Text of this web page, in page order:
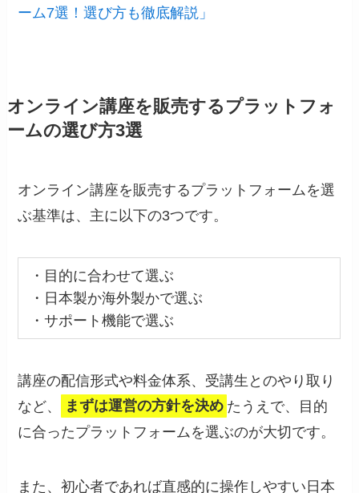
ーム7選！選び方も徹底解説」
オンライン講座を販売するプラットフォ
ームの選び方3選
オンライン講座を販売するプラットフォームを選
ぶ基準は、主に以下の3つです。
・目的に合わせて選ぶ
・日本製か海外製かで選ぶ
・サポート機能で選ぶ
講座の配信形式や料金体系、受講生とのやり取り
など、
まずは運営の方針を決め たうえで、目的
に合ったプラットフォームを選ぶのが大切です。
また、初心者であれば直感的に操作しやすい日本